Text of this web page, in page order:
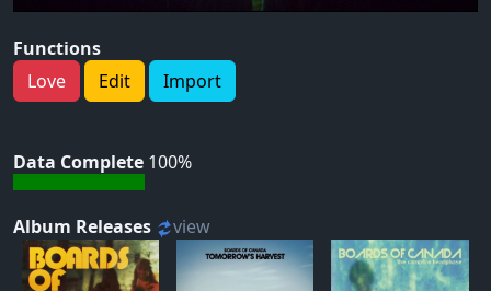
Functions
Love
Edit Import
Data Complete 100%
Album Releases view